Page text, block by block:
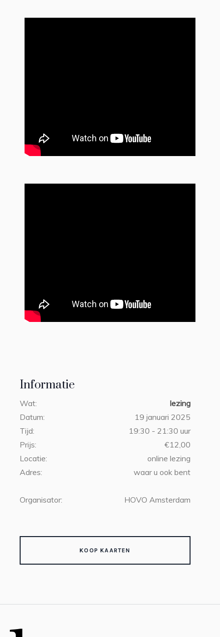
Informatie
Wat:
lezing
Datum:
19 januari 2025
Tijd:
19:30 - 21:30 uur
Prijs:
€12,00
Locatie:
online lezing
Adres:
waar u ook bent
Organisator: HOVO Amsterdam
KOOP KAARTEN